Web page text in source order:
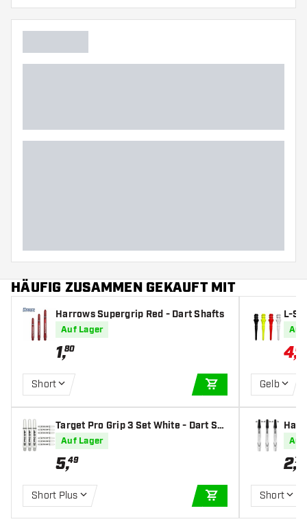
Hauptfarbe
HÄUFIG ZUSAMMEN GEKAUFT MIT
Harrows Supergrip Red - Dart Shafts
Auf Lager
1,80
Short
IN DEN
Target Pro Grip 3 Set White - Dart Sh
afts
Auf Lager
5,49
Short Plus
IN DEN
L-
art
Auf
4,04
Gelb
art
Auf
2,70
Short